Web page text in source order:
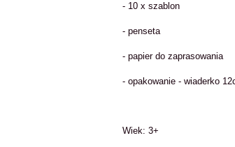
- 10 x szablon
- penseta
- papier do zaprasowania
- opakowanie - wiaderko
Wiek: 3+